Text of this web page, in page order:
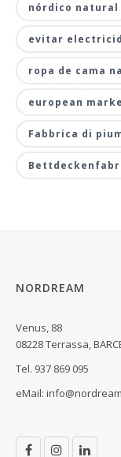
nórdico natural
evitar
ropa de cama
european
Fabbrica di
NORDREAM
Venus, 88
08228 Terrassa,
Tel. 937 869 095
eMail: